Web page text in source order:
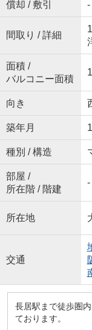
償却 / 敷引 -
間取り / 詳細
面積 /
バルコニー面積
向き
築年月
種別 / 構造
部屋 /
所在階 / 階建
-
所在地
交通
長居駅まで徒歩圏
ております。